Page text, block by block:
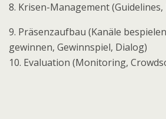
8. Krisen-Management (Guidelines,
9. Präsenzaufbau (Kanäle
gewinnen, Gewinnspiel, Dialog)
10. Evaluation (Monitoring,